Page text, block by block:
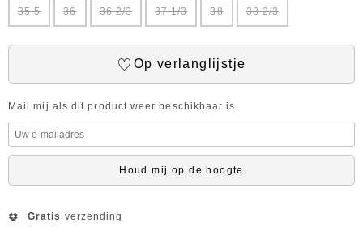
35,5 36 36 2/3 37 1/3 38 38 2/3
Op verlanglijstje
Mail mij als dit product weer beschikbaar is
Houd mij op de hoogte
Gratis verzending